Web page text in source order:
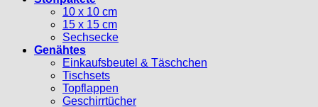
10 x 10 cm
15 x 15 cm
Sechsecke
Genähtes
Einkaufsbeutel & Täschchen
Tischsets
Topflappen
Geschirrtücher